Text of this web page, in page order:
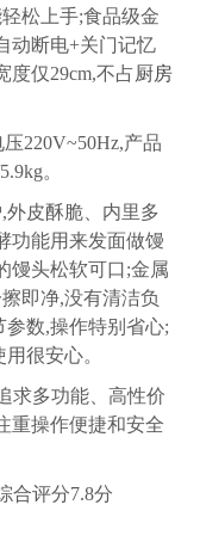
松上手;食品级金
动断电+关门记忆
度仅29cm,不占厨房
220V~50Hz,产品
。
外皮酥脆、内里多
功能用来发面做馒
馒头松软可口;金属
即净,没有清洁负
数,操作特别省心;
很安心。
求多功能、高性价
重操作便捷和安全
合评分7.8分